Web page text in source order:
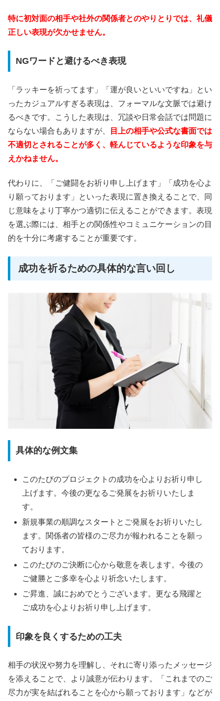
特に初対面の相手や社外の関係者とのやりとりでは、礼儀
正しい表現が欠かせません。
NGワードと避けるべき表現
「ラッキーを祈ってます」「運が良いといいですね」とい
ったカジュアルすぎる表現は、フォーマルな文脈では避け
るべきです。こうした表現は、冗談や日常会話では問題に
ならない場合もありますが、
目上の相手や公式な書面では
不適切とされることが多く、軽んじているような印象を与
えかねません。
代わりに、「ご健闘をお祈り申し上げます」「成功を心よ
り願っております」といった表現に置き換えることで、同
じ意味をより丁寧かつ適切に伝えることができます。表現
を選ぶ際には、相手との関係性やコミュニケーションの目
的を十分に考慮することが重要です。
成功を祈るための具体的な言い回し
具体的な例文集
このたびのプロジェクトの成功を心よりお祈り申し
上げます。今後の更なるご発展をお祈りいたしま
す。
新規事業の順調なスタートとご発展をお祈りいたし
ます。関係者の皆様のご尽力が報われることを願っ
ております。
このたびのご決断に心から敬意を表します。今後の
ご健勝とご多幸を心より祈念いたします。
ご昇進、誠におめでとうございます。更なる飛躍と
ご成功を心よりお祈り申し上げます。
印象を良くするための工夫
相手の状況や努力を理解し、それに寄り添ったメッセージ
を添えることで、より誠意が伝わります。「これまでのご
尽力が実を結ばれることを心から願っております」などが